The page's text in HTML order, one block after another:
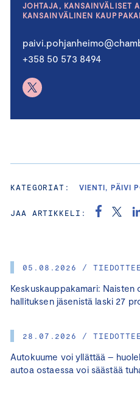
05.08.2026 /
Keskuskauppakamari:
hallituksen jäsenistä laski 27
28.07.2026 /
Autokuume voi yllättää –
autoa ostaessa voi säästää
JOHTAJA, KANSAINVÄLISET
KANSAINVÄLINEN
+358 50 573 8494
KATEGORIAT: VIENTI, PÄIVI
JAA ARTIKKELI: